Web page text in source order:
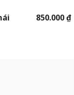
850.000 ₫